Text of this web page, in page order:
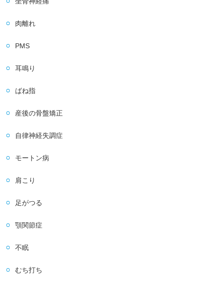
肉離れ
PMS
耳鳴り
ばね指
産後の骨盤矯正
自律神経失調症
モートン病
肩こり
足がつる
顎関節症
不眠
むち打ち